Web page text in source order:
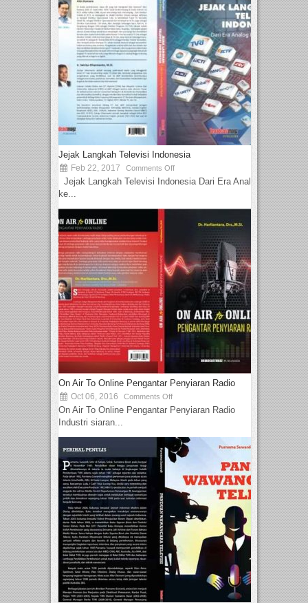
Jejak Langkah Televisi Indonesia
Feb 22, 2017 Comments Off
Jejak Langkah Televisi Indonesia Dari Era Analog
ke...
On Air To Online Pengantar Penyiaran Radio
Oct 06, 2016 Comments Off
On Air To Online Pengantar Penyiaran Radio
Industri siaran...